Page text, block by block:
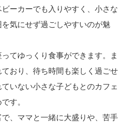
ーカーでも入りやすく、小さな
気にせず過ごしやすいのが魅
てゆっくり食事ができます。ま
おり、待ち時間も楽しく過ごせ
いない小さな子どもとのカフェ
す。
、ママと一緒に大盛りや、苦手